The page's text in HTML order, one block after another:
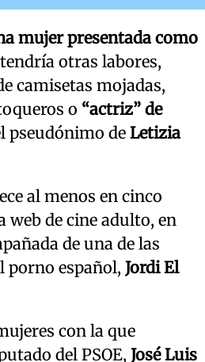
mujer presentada como
otras labores,
camisetas mojadas,
o “actriz” de
pseudónimo de Letizia
al menos en cinco
web de cine adulto, en
de una de las
porno español, Jordi El
con la que
del PSOE, José Luis